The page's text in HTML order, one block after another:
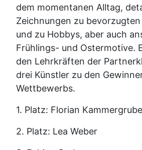
dem momentanen Alltag,
Zeichnungen zu bevorzugten
und zu Hobbys, aber auch
Frühlings- und Ostermotive.
den Lehrkräften der
drei Künstler zu den
Wettbewerbs.
1. Platz: Florian
2. Platz: Lea Weber